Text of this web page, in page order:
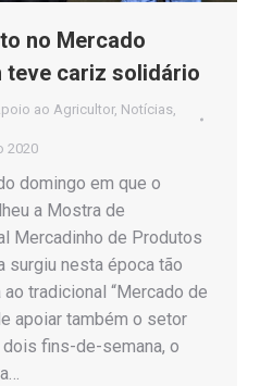
no Mercado
teve cariz solidário
ao Agricultor, Notícias,
2020
domingo em que o
a Mostra de
Mercadinho de Produtos
surgiu nesta época tão
tradicional “Mercado de
apoiar também o setor
fins-de-semana, o